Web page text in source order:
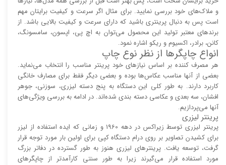
و ملاک‌های خود بررسی نمایید. برای مثال اگر سرعت و کیفیت برایتان مهم
است پس به دنبال پرینتری باشید که دارای سرعت و کیفیت بالایی باشد. از
برند‌های معتبر تولید این محصول می‌توان به اچ پی، اپسون، سامسونگ،
کانن، برادر، اکسیوم و ریکو اشاره نمود.
انواع چاپگر‌ها از نظر نوع چاپ
هر مصرف کننده بر اساس نیاز‌های خود پرینتر مناسب را انتخاب می‌نماید.
بعضی از آنها مناسب عکاس‌ها بوده و بعضی دیگر فقط برای مصارف خانگی
کاربرد دارند. به طور کلی این دستگاه به پنج دسته لیزری، سوزنی، جوهر
افشان، سه بعدی و عکاسی دسته بندی شده‌اند. در ادامه به بررسی ویژگی‌های
آنها می‌پردازیم.
پرینتر لیزری
پرینتر لیزری توسط زیراکس در دهه 1960 و زمانی که ایده استفاده از لیزر
برای کشیدن تصاویر بر روی درام دستگاه کپی برای اولین بار مورد توجه قرار
گرفت، توسعه یافت. پرینتر‌های لیزری هنوز به طور گسترده در دفاتر بزرگ
مورد استفاده قرار می‌گیرند زیرا به طور سنتی کارآمد‌‌تر از چاپگر‌های